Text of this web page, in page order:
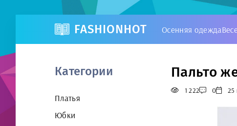
FASHIONHOT Осенняя одежда
Категории
Платья
Юбки
Пальто
1 222 0 25